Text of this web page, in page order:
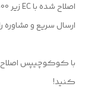
ارسال سریع و مشاوره
با کوکوچیپس اصلاح
کنید!